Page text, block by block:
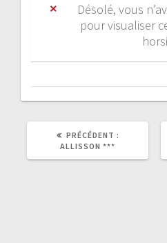
Désolé, vous
pour visualiser
PRÉCÉDENT :
ALLISSON ***